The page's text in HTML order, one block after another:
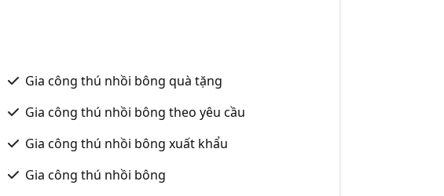
Gia công thú nhồi bông quà tặng
Gia công thú nhồi bông theo yêu cầu
Gia công thú nhồi bông xuất khẩu
Gia công thú nhồi bông